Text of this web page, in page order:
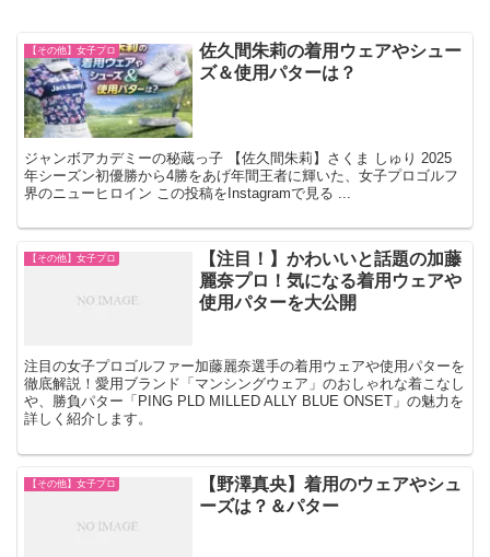
【その他】女子プロ
佐久間朱莉の着用ウェアやシュー
ズ＆使用パターは？
ジャンボアカデミーの秘蔵っ子 【佐久間朱莉】さくま しゅり 2025
年シーズン初優勝から4勝をあげ年間王者に輝いた、女子プロゴルフ
界のニューヒロイン この投稿をInstagramで見る ...
【その他】女子プロ
【注目！】かわいいと話題の加藤
麗奈プロ！気になる着用ウェアや
使用パターを大公開
注目の女子プロゴルファー加藤麗奈選手の着用ウェアや使用パターを
徹底解説！愛用ブランド「マンシングウェア」のおしゃれな着こなし
や、勝負パター「PING PLD MILLED ALLY BLUE ONSET」の魅力を
詳しく紹介します。
【その他】女子プロ
【野澤真央】着用のウェアやシュ
ーズは？＆パター